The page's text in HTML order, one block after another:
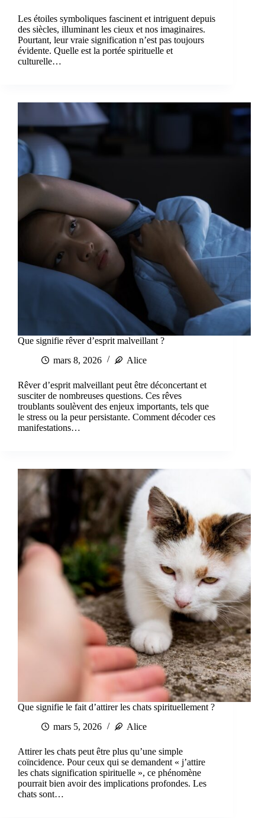
Les étoiles symboliques fascinent et intriguent depuis
des siècles, illuminant les cieux et nos imaginaires.
Pourtant, leur vraie signification n’est pas toujours
évidente. Quelle est la portée spirituelle et
culturelle…
Que signifie rêver d’esprit malveillant ?
mars 8, 2026
Alice
Rêver d’esprit malveillant peut être déconcertant et
susciter de nombreuses questions. Ces rêves
troublants soulèvent des enjeux importants, tels que
le stress ou la peur persistante. Comment décoder ces
manifestations…
Que signifie le fait d’attirer les chats spirituellement ?
mars 5, 2026
Alice
Attirer les chats peut être plus qu’une simple
coïncidence. Pour ceux qui se demandent « j’attire
les chats signification spirituelle », ce phénomène
pourrait bien avoir des implications profondes. Les
chats sont…